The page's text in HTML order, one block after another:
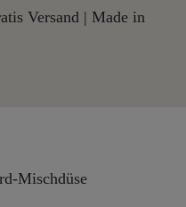
Versand | Made in
Mischdüse